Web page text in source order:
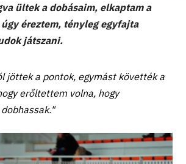
ültek a dobásaim, elkaptam a
éreztem, tényleg egyfajta
játszani.
jöttek a pontok, egymást követték a
erőltettem volna, hogy